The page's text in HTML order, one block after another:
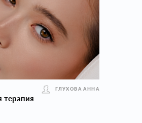
ГЛУХОВА АННА
терапия